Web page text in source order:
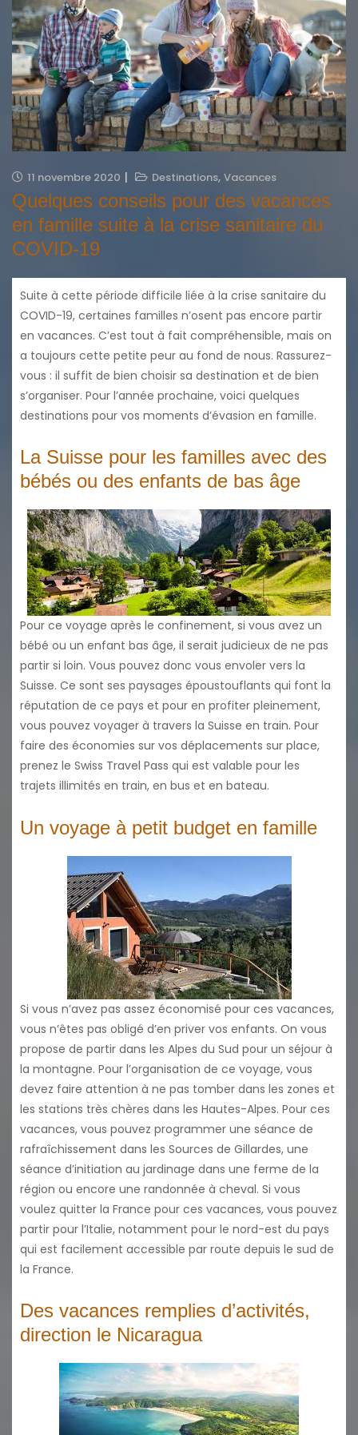
11 novembre 2020 Destinations, Vacances
Quelques conseils pour des vacances
en famille suite à la crise sanitaire du
COVID-19
Suite à cette période difficile liée à la crise sanitaire du
COVID-19, certaines familles n’osent pas encore partir
en vacances. C’est tout à fait compréhensible, mais on
a toujours cette petite peur au fond de nous. Rassurez-
vous : il suffit de bien choisir sa destination et de bien
s’organiser. Pour l’année prochaine, voici quelques
destinations pour vos moments d’évasion en famille.
La Suisse pour les familles avec des
bébés ou des enfants de bas âge
Pour ce voyage après le confinement, si vous avez un
bébé ou un enfant bas âge, il serait judicieux de ne pas
partir si loin. Vous pouvez donc vous envoler vers la
Suisse. Ce sont ses paysages époustouflants qui font la
réputation de ce pays et pour en profiter pleinement,
vous pouvez voyager à travers la Suisse en train. Pour
faire des économies sur vos déplacements sur place,
prenez le Swiss Travel Pass qui est valable pour les
trajets illimités en train, en bus et en bateau.
Un voyage à petit budget en famille
Si vous n’avez pas assez économisé pour ces vacances,
vous n’êtes pas obligé d’en priver vos enfants. On vous
propose de partir dans les Alpes du Sud pour un séjour à
la montagne. Pour l’organisation de ce voyage, vous
devez faire attention à ne pas tomber dans les zones et
les stations très chères dans les Hautes-Alpes. Pour ces
vacances, vous pouvez programmer une séance de
rafraîchissement dans les Sources de Gillardes, une
séance d’initiation au jardinage dans une ferme de la
région ou encore une randonnée à cheval. Si vous
voulez quitter la France pour ces vacances, vous pouvez
partir pour l’Italie, notamment pour le nord-est du pays
qui est facilement accessible par route depuis le sud de
la France.
Des vacances remplies d’activités,
direction le Nicaragua